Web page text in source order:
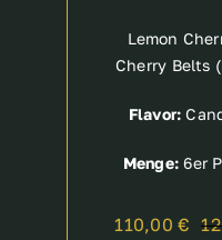
Lemon
Cherry Belts
Flavor:
Menge: 6er
110,00€